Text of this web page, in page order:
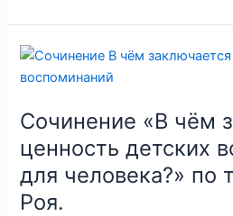
«Можно
ли
своими
руками?»
по
тексту
А.С.
Сочинение «В чём
ценность детских
для человека?» по
Роя.